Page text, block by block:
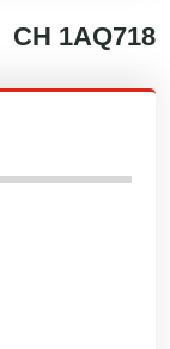
CH 1AQ718